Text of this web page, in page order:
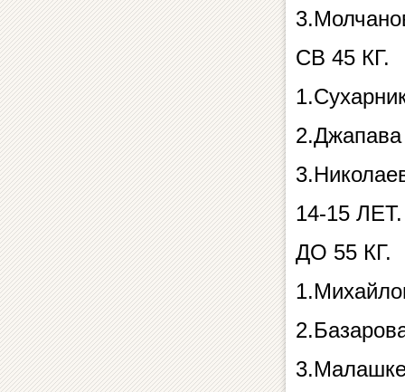
СВ 45 КГ.
14-15 ЛЕТ.
ДО 55 КГ.